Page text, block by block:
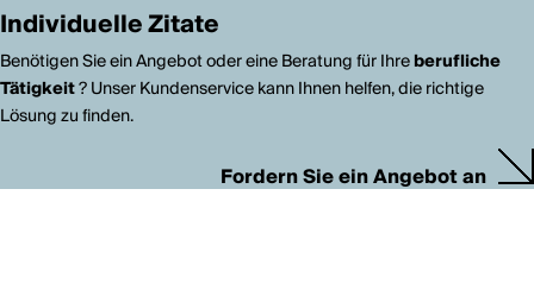
Individuelle Zitate
Benötigen Sie ein Angebot oder eine Beratung für Ihreberufliche
Tätigkeit? Unser Kundenservice kann Ihnen helfen, die richtige
Lösung zu finden.
Fordern Sie ein Angebot an